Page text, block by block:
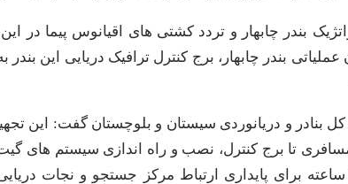
بندر چابهار و تردد کشتی های اقیانوس پیما در این
بندر چابهار، برج کنترل ترافیک دریایی این بندر
بنادر و دریانوردی سیستان و بلوچستان گفت: این